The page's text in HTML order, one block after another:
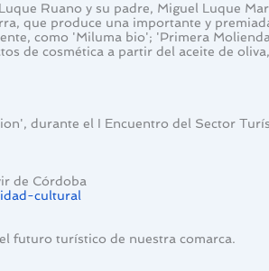
Ruano y su padre, Miguel Luque
que produce una importante y
como 'Miluma bio'; 'Primera
de cosmética a partir del aceite de
durante el I Encuentro del Sector
de Córdoba
cultural
futuro turístico de nuestra comarca.